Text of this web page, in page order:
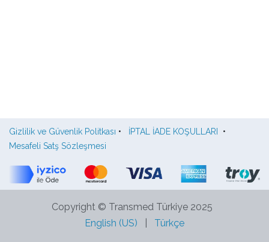
Gizlilik ve Güvenlik Politkası • İPTAL İADE KOŞULLARI
•
Mesafeli Satş Sözleşmesi
Copyright © Transmed Türkiye 2025
English (US)
Türkçe